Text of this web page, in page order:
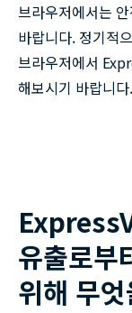
브라우저에서는
바랍니다. 정기적
브라우저에서
해보시기 바랍니다.
유출로부
위해 무